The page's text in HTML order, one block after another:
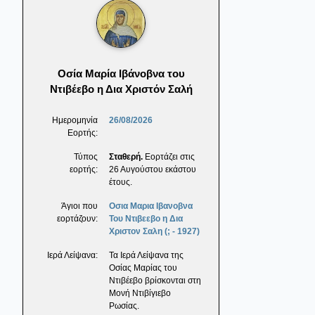
Οσία Μαρία Ιβάνοβνα του
Ντιβέεβο η Δια Χριστόν Σαλή
Ημερομηνία
Εορτής:
26/08/2026
Τύπος
εορτής:
Σταθερή. Εορτάζει στις
26 Αυγούστου εκάστου
έτους.
Άγιοι που
εορτάζουν:
Οσια Μαρια Ιβανοβνα
Του Ντιβεεβο η Δια
Χριστον Σαλη (; - 1927)
Ιερά Λείψανα:
Τα Ιερά Λείψανα της
Οσίας Μαρίας του
Ντιβέεβο βρίσκονται στη
Μονή Ντιβίγιεβο
Ρωσίας.